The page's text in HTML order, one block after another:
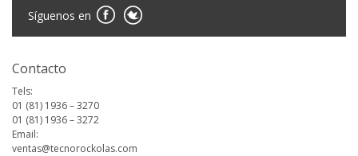
Síguenos en
Contacto
Tels:
01 (81) 1936 – 3270
01 (81) 1936 – 3272
Email:
ventas@tecnorockolas.com